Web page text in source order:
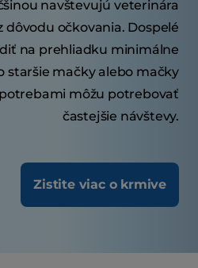
navštevujú veterinára
dôvodu očkovania. Dospelé
na prehliadku minimálne
staršie mačky alebo mačky
môžu potrebovať
častejšie návštevy.
Zistite viac o krmive